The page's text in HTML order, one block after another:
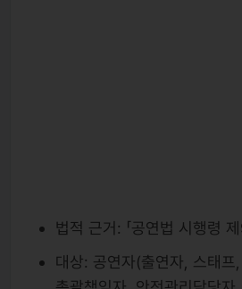
법적 근거: 「공연법 시행령 제
대상: 공연자(출연자, 스태프